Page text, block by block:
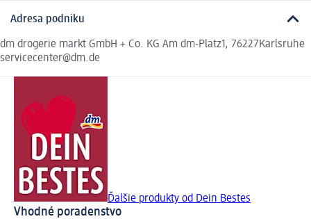
Adresa podniku
dm drogerie markt GmbH + Co. KG Am dm-Platz1, 76227Karlsruhe
servicecenter@dm.de
Ďalšie produkty od Dein Bestes
Vhodné poradenstvo